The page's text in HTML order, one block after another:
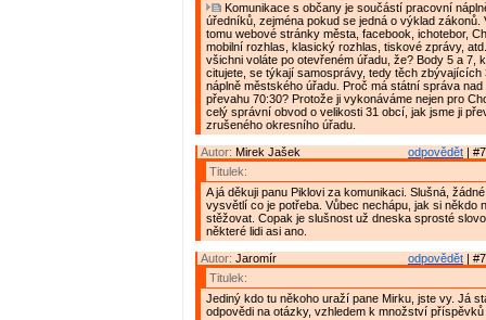
Komunikace s občany je součástí pracovní
úředníků, zejména pokud se jedná o výklad zákonů.
tomu webové stránky města, facebook, ichotebor,
mobilní rozhlas, klasický rozhlas, tiskové zprávy,
všichni voláte po otevřeném úřadu, že? Body 5 a 7,
citujete, se týkají samosprávy, tedy těch zbývajících
náplně městského úřadu. Proč má státní správa
převahu 70:30? Protože ji vykonáváme nejen pro
celý správní obvod o velikosti 31 obcí, jak jsme ji
zrušeného okresního úřadu.
odpovědět |
Autor: Mirek Jašek
Titulek:
A já děkuji panu Piklovi za komunikaci. Slušná,
vysvětlí co je potřeba. Vůbec nechápu, jak si někdo
stěžovat. Copak je slušnost už dneska sprosté
některé lidi asi ano.
odpovědět |
Autor: Jaromír
Titulek:
Jediný kdo tu někoho uraží pane Mirku, jste vy. Já
odpovědi na otázky, vzhledem k množství příspěvků